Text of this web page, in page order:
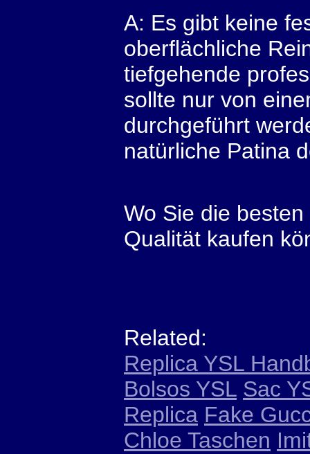
A: Es gibt keine
oberflächliche
tiefgehende
sollte nur von
durchgeführt
natürliche Patina
Wo Sie die
Qualität kaufen
Related:
Replica YSL
Bolsos YSL Sac
Replica Fake
Chloe Taschen